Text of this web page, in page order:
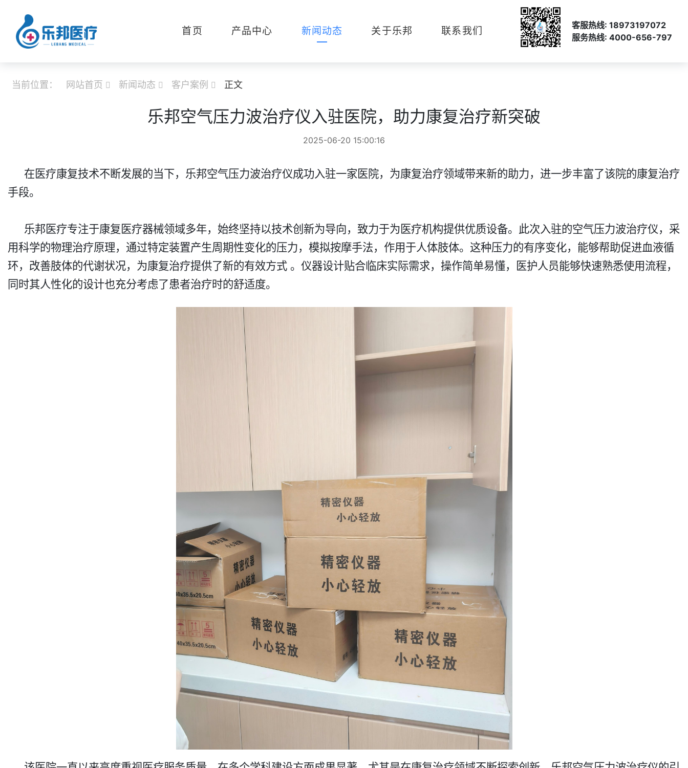
首页 产品中心 新闻动态 关于乐邦 联系我们
客服热线: 18973197072
服务热线: 4000-656-797
当前位置： 网站首页  新闻动态  客户案例  正文
乐邦空气压力波治疗仪入驻医院，助力康复治疗新突破​
2025-06-20 15:00:16
在医疗康复技术不断发展的当下，乐邦空气压力波治疗仪成功入驻一家医院，为康复治疗领域带来新的助力，进一步丰富了该院的康复治疗
手段。​
乐邦医疗专注于康复医疗器械领域多年，始终坚持以技术创新为导向，致力于为医疗机构提供优质设备。此次入驻的空气压力波治疗仪，采
用科学的物理治疗原理，通过特定装置产生周期性变化的压力，模拟按摩手法，作用于人体肢体。这种压力的有序变化，能够帮助促进血液循
环，改善肢体的代谢状况，为康复治疗提供了新的有效方式 。仪器设计贴合临床实际需求，操作简单易懂，医护人员能够快速熟悉使用流程，
同时其人性化的设计也充分考虑了患者治疗时的舒适度。​